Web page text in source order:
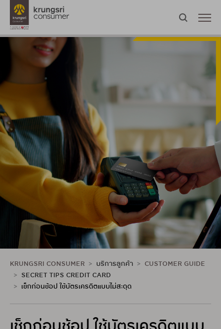
KRUNGSRI CONSUMER บริการลูกค้า
CUSTOMER GUIDE
SECRET TIPS CREDIT CARD
เช็กก่อนช้อป ใช้บัตรเครดิตแบบไม่สะดุด